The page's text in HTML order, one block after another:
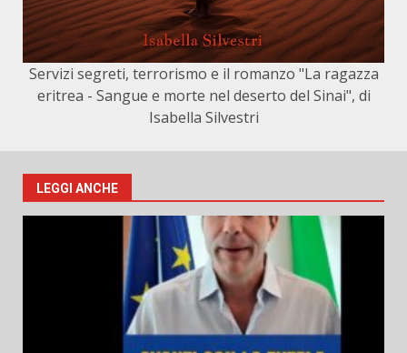
Servizi segreti, terrorismo e il romanzo "La ragazza
eritrea - Sangue e morte nel deserto del Sinai", di
Isabella Silvestri
LEGGI ANCHE